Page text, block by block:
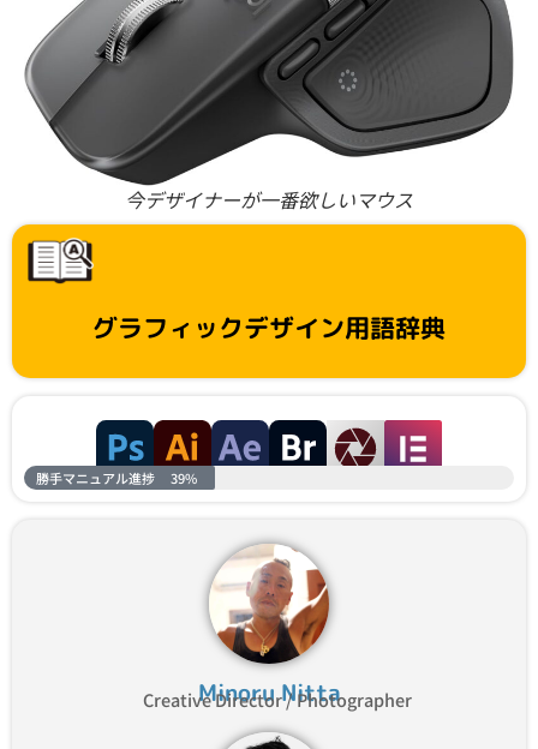
今デザイナーが一番欲しいマウス
グラフィックデザイン用語辞典
勝手マニュアル進捗 39%
Minoru Nitta
Creative Director / Photographer